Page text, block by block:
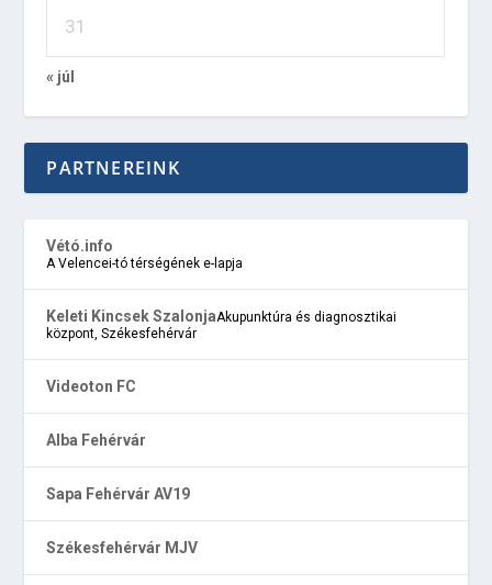
31
« júl
PARTNEREINK
Vétó.info
A Velencei-tó térségének e-lapja
Keleti Kincsek SzalonjaAkupunktúra és diagnosztikai
központ, Székesfehérvár
Videoton FC
Alba Fehérvár
Sapa Fehérvár AV19
Székesfehérvár MJV